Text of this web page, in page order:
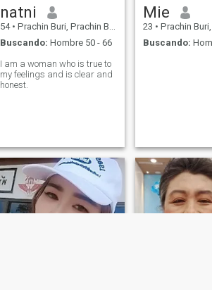
natni
54 • Prachin Buri, Prachin Buri, Tailandia
Buscando: Hombre 50 - 66
I am a woman who is true to
my feelings and is clear and
honest.
Mie
23 • Prachin Buri,
Buscando: